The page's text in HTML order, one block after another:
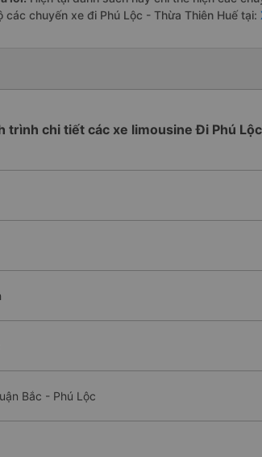
các chuyến xe đi Phú Lộc - Thừa Thiên Huế tại:
trình chi tiết các xe limousine Đi Phú
Bắc - Phú Lộc